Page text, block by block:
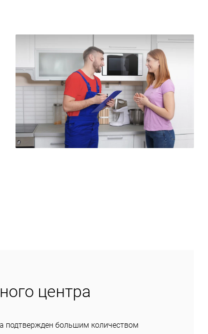
центра
подтвержден большим количеством